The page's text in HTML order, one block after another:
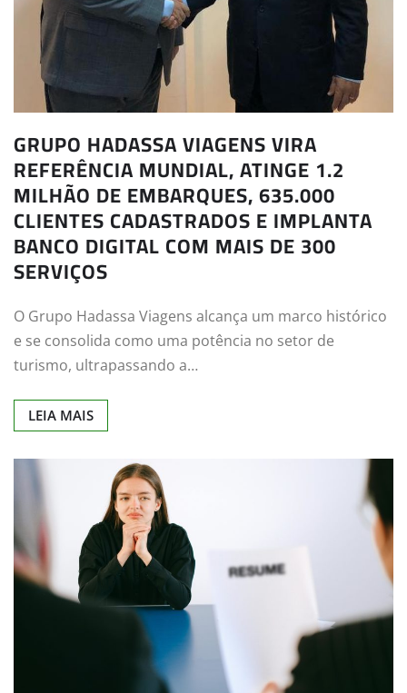
GRUPO HADASSA VIAGENS VIRA
REFERÊNCIA MUNDIAL, ATINGE 1.2
MILHÃO DE EMBARQUES, 635.000
CLIENTES CADASTRADOS E IMPLANTA
BANCO DIGITAL COM MAIS DE 300
SERVIÇOS
O Grupo Hadassa Viagens alcança um marco histórico
e se consolida como uma potência no setor de
turismo, ultrapassando a…
LEIA MAIS